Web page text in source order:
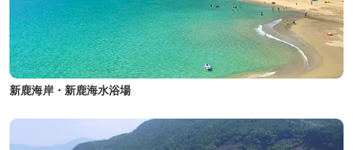
新鹿海岸・新鹿海水浴場